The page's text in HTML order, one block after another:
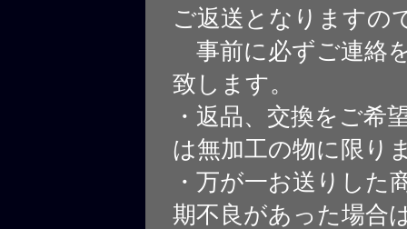
ご返送となりますの
事前に必ずご連絡
致します。
・返品、交換をご希
は無加工の物に限り
・万が一お送りした
期不良があった場合